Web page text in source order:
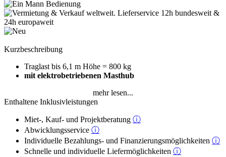
Kurzbeschreibung
Traglast bis 6,1 m Höhe = 800 kg
mit elektrobetriebenen Masthub
mehr lesen...
Enthaltene Inklusivleistungen
Miet-, Kauf- und Projektberatung ⓘ
Abwicklungsservice ⓘ
Individuelle Bezahlungs- und Finanzierungsmöglichkeiten ⓘ
Schnelle und individuelle Liefermöglichkeiten ⓘ